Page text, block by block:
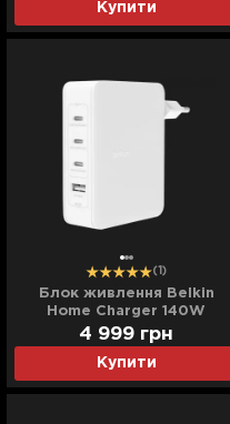
Купити
(1)
Блок живлення Belkin
Home Charger 140W
3хUSB-С GAN PD PPS, USB-
A (White)
Купити
4 999 грн